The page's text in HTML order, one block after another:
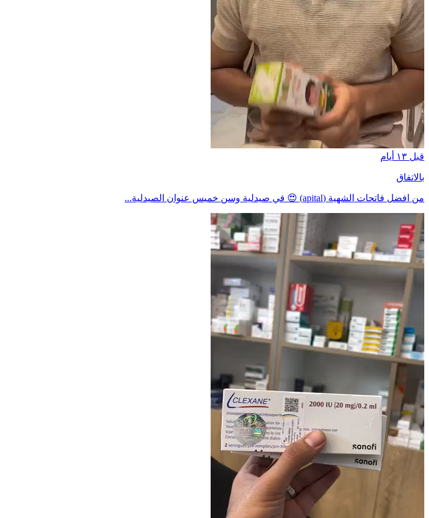
قبل ١٣ أيام
بالاتفاق
من افضل فاتحات الشهية (apital) 😍 في صيدلية وسن خميس عنوان الصيدلية...